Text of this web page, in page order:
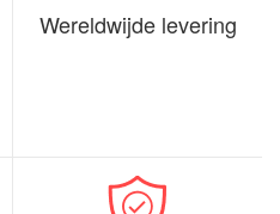
Wereldwijde levering